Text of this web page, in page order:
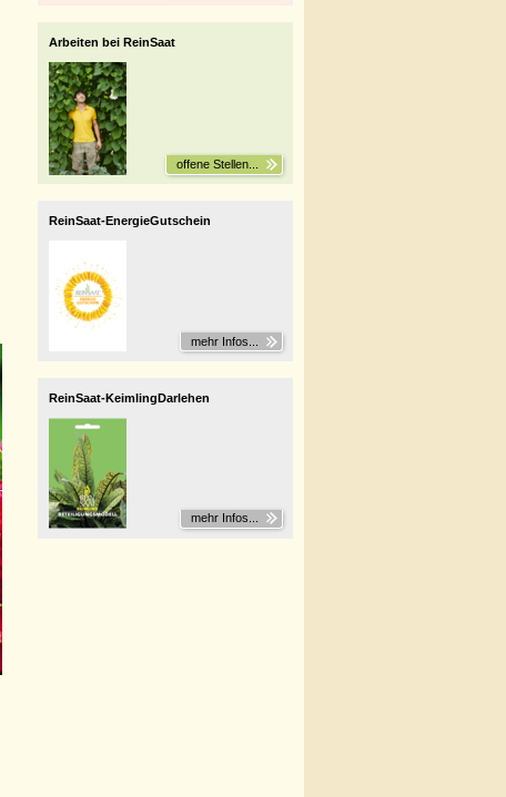
Arbeiten bei ReinSaat
offene Stellen...
ReinSaat-EnergieGutschein
mehr Infos...
ReinSaat-KeimlingDarlehen
mehr Infos...